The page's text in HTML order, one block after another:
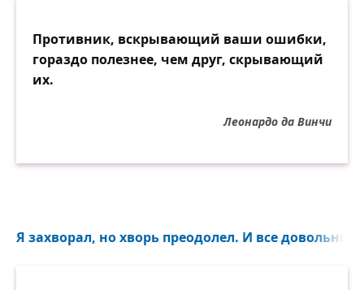
Противник, вскрывающий ваши ошибки,
гораздо полезнее, чем друг, скрывающий
их.
Леонардо да Винчи
Я захворал, но хворь преодолел. И все довольны,